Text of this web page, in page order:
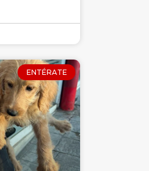
ENTÉRATE